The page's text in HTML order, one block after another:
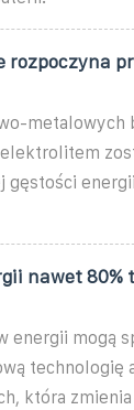
rozpoczyna
metalowych
gęstości
nawet 80%
energii mogą
która